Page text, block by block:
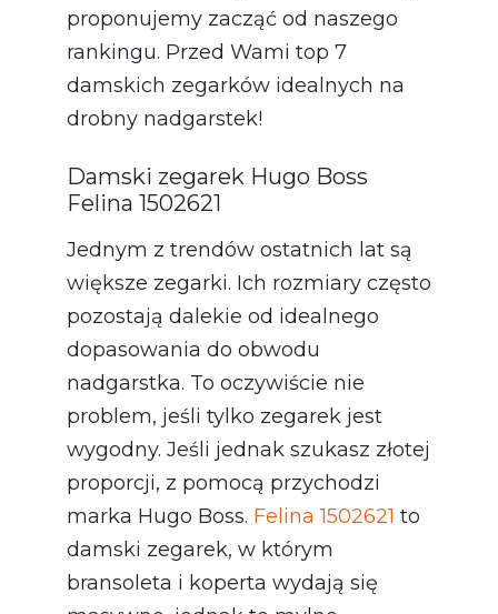
proponujemy zacząć od naszego
rankingu. Przed Wami top 7
damskich zegarków idealnych na
drobny nadgarstek!
Damski zegarek Hugo Boss
Felina 1502621
Jednym z trendów ostatnich lat są
większe zegarki. Ich rozmiary często
pozostają dalekie od idealnego
dopasowania do obwodu
nadgarstka. To oczywiście nie
problem, jeśli tylko zegarek jest
wygodny. Jeśli jednak szukasz złotej
proporcji, z pomocą przychodzi
marka Hugo Boss. Felina 1502621 to
damski zegarek, w którym
bransoleta i koperta wydają się